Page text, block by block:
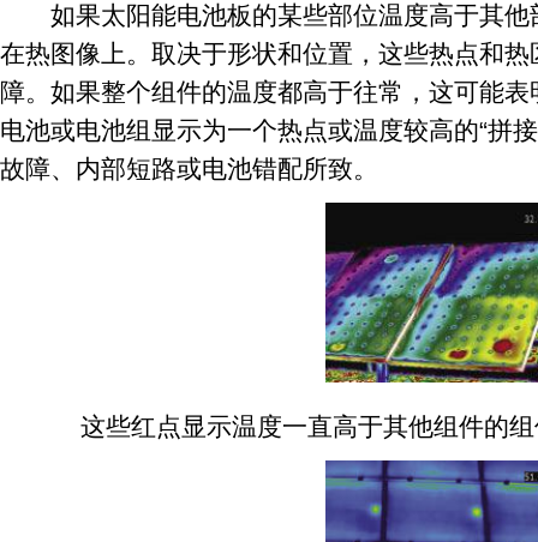
如果太阳能电池板的某些部位温度高于其他
在热图像上。取决于形状和位置，这些热点和
障。如果整个组件的温度都高于往常，这可能
电池或电池组显示为一个热点或温度较高的“拼
故障、内部短路或电池错配所致。
这些红点显示温度一直高于其他组件的组